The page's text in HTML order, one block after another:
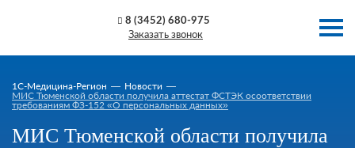
Заказать звонок
8 (3452) 680-975
1C-Медицина-Регион
Новости
МИС Тюменской области получила аттестат ФСТЭК осоответствии
требованиям ФЗ-152 «О персональных данных»
МИС Тюменской области получила